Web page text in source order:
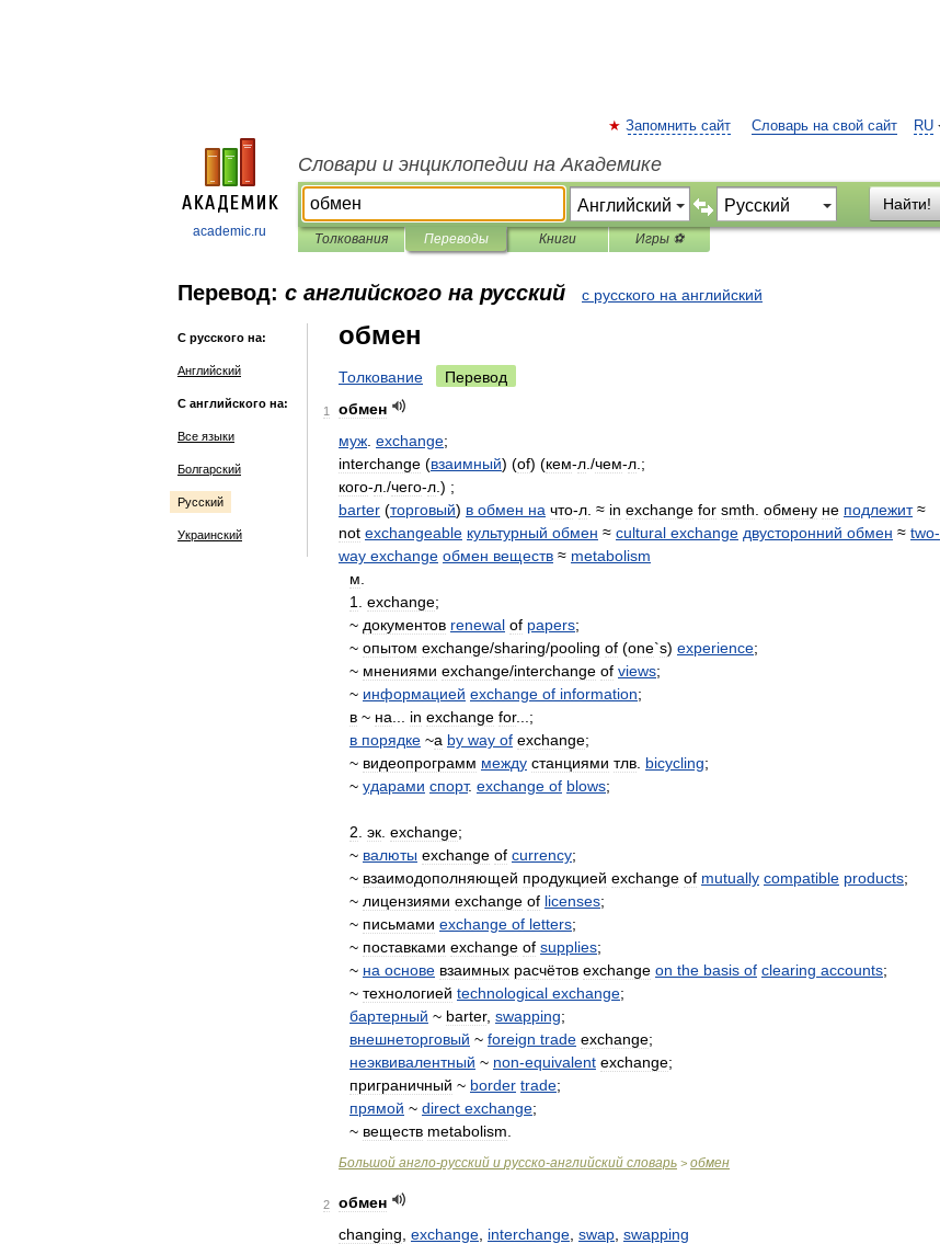
academic.ru
RU
Запомнить сайт Словарь на свой сайт
Словари и энциклопедии на Академике
Найти!
Толкования Переводы Книги Игры ⚽
Перевод: с английского на русский с русского на английский
С русского на:
Английский
С английского на:
Все языки
Болгарский
Русский
Украинский
обмен
Толкование Перевод
1
обмен
муж exchange;
interchange (взаимный) (of) (кем-л ./чем-л .;
кого-л ./чего-л .) ;
barter (торговый) в обмен на что-л . ≈ in exchange for smth обмену не подлежит≈
not exchangeable культурный обмен ≈ cultural exchange двусторонний обмен ≈ two-
way exchange обмен веществ ≈ metabolism
м
1
exchange;
~ документов renewal of papers;
~ опытом exchange/sharing/pooling of (one`s) experience;
~ мнениями exchange/interchange of views;
~ информацией exchange of information;
в ~ на in exchange for...;
в порядке ~а by way of exchange;
~ видеопрограмм между станциями тлв bicycling;
~ ударами спорт. exchange of blows;
2 эк exchange;
~ валюты exchange of currency;
~ взаимодополняющей продукцией exchange of mutually compatible products;
~ лицензиями exchange of licenses;
~ письмами exchange of letters;
~ поставками exchange of supplies;
~ на основе взаимных расчётов exchange on the basis of clearing accounts;
~ технологией technological exchange;
бартерный ~ barter, swapping;
внешнеторговый ~ foreign trade exchange;
неэквивалентный ~ non-equivalent exchange;
приграничный ~ border trade;
прямой ~ direct exchange;
~ веществ metabolism
Большой англо-русский и русско-английский словарь > обмен
2
обмен
changing exchange interchange swap swapping